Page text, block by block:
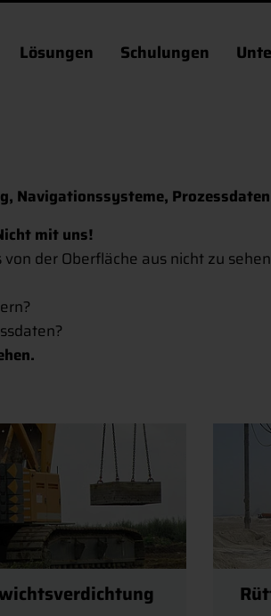
Lösungen Schulungen
Navigationssysteme, Prozessdaten
mit uns!
der Oberfläche aus nicht zu